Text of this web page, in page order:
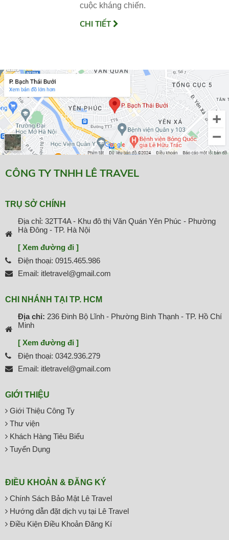
cuộc kháng chiến.
CHI TIẾT
CÔNG TY TNHH LÊ TRAVEL
TRỤ SỞ CHÍNH
Địa chỉ: 32TT4A - Khu đô thị Văn Quán Yên Phúc - Phường
Hà Đông - TP. Hà Nội
[ Xem đường đi ]
Điện thoại: 0915.465.986
Email: itletravel@gmail.com
CHI NHÁNH TẠI TP. HCM
Địa chỉ: 236 Đinh Bộ Lĩnh - Phường Bình Thạnh - TP. Hồ Chí
Minh
[ Xem đường đi ]
Điện thoại: 0342.936.279
Email: itletravel@gmail.com
GIỚI THIỆU
Giới Thiệu Công Ty
Thư viện
Khách Hàng Tiêu Biểu
Tuyển Dụng
ĐIỀU KHOẢN & ĐĂNG KÝ
Chính Sách Bảo Mật Lê Travel
Hướng dẫn đặt dịch vụ tại Lê Travel
Điều Kiện Điều Khoản Đăng Kí